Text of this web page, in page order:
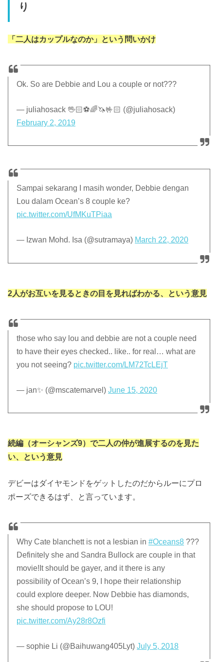
り
「二人はカップルなのか」という問いかけ
Ok. So are Debbie and Lou a couple or not???
— juliahosack 🖖🏻⚽️🌈🦄🤟🏻 (@juliahosack)
February 2, 2019
Sampai sekarang I masih wonder, Debbie dengan
Lou dalam Ocean’s 8 couple ke?
pic.twitter.com/UfMKuTPiaa
— Izwan Mohd. Isa (@sutramaya) March 22, 2020
2人がお互いを見るときの目を見ればわかる、という意見
those who say lou and debbie are not a couple need
to have their eyes checked.. like.. for real… what are
you not seeing? pic.twitter.com/LM72TcLEjT
— jan✨ (@mscatemarvel)June 15, 2020
続編（オーシャンズ9）で二人の仲が進展するのを見た
い、という意見
デビーはダイヤモンドをゲットしたのだからルーにプロ
ポーズできるはず、と言っています。
Why Cate blanchett is not a lesbian in#Oceans8 ???
Definitely she and Sandra Bullock are couple in that
movie!It should be gayer, and it there is any
possibility of Ocean’s 9, I hope their relationship
could explore deeper. Now Debbie has diamonds,
she should propose to LOU!
pic.twitter.com/Ay28r8Ozfi
— sophie Li (@Baihuwang405Lyt)July 5, 2018